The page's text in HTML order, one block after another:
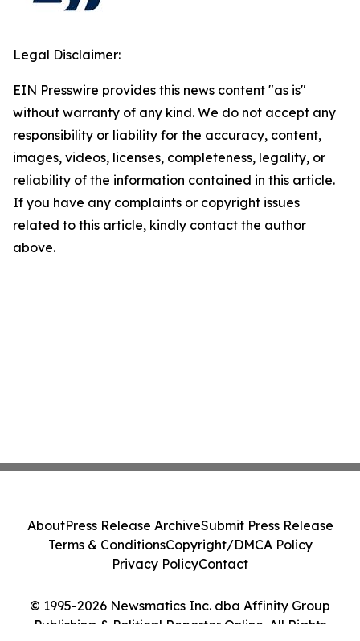
Legal Disclaimer:
EIN Presswire provides this news content "as is"
without warranty of any kind. We do not accept any
responsibility or liability for the accuracy, content,
images, videos, licenses, completeness, legality, or
reliability of the information contained in this article.
If you have any complaints or copyright issues
related to this article, kindly contact the author
above.
© 1995-2026 Newsmatics Inc. dba Affinity Group
Publishing & Political Reporter Online. All Rights
AboutPress Release ArchiveSubmit Press Release
Terms & ConditionsCopyright/DMCA Policy
Privacy PolicyContact